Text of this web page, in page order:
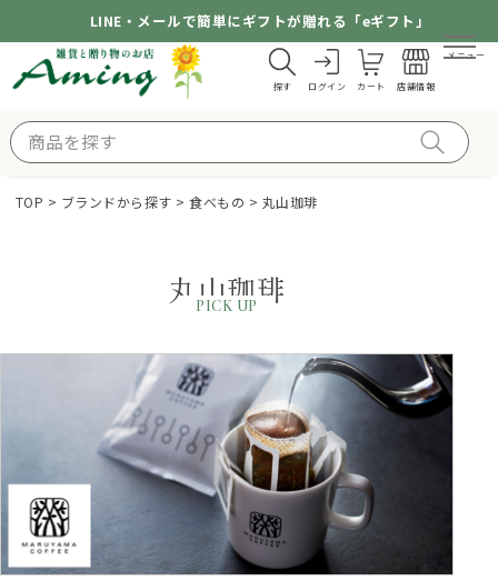
LINE・メールで簡単にギフトが贈れる「eギフト」
探す ログイン カート 店舗情報
メニュー
TOP ブランドから探す 食べもの 丸山珈琲
丸山珈琲
PICK UP